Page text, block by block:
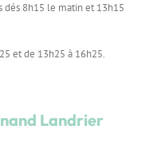
dés 8h15 le matin et 13h15
et de 13h25 à 16h25.
Landrier